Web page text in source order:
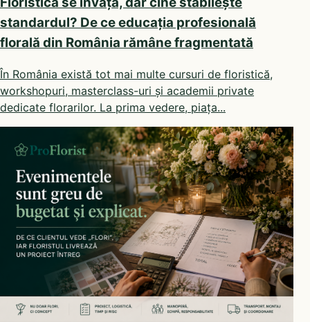
standardul? De ce educația profesională
florală din România rămâne fragmentată
În România există tot mai multe cursuri de floristică,
workshopuri, masterclass-uri și academii private
dedicate florarilor. La prima vedere, piața...